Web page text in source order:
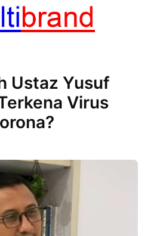
Ustaz Yusuf
Virus